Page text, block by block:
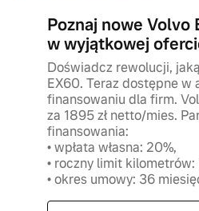
Poznaj nowe Volvo
w wyjątkowej
Doświadcz rewolucji,
EX60. Teraz dostępne w
finansowaniu dla firm.
za 1895 zł netto/mies.
finansowania:
• wpłata własna: 20%,
• roczny limit
• okres umowy: 36